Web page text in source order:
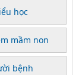
học
mầm non
bệnh